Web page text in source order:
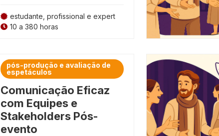
estudante, profissional e expert
10 a 380 horas
pós-produção e avaliação de
espetáculos
Comunicação Eficaz
com Equipes e
Stakeholders Pós-
evento